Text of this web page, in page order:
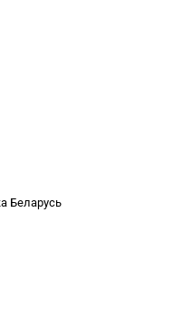
Беларусь